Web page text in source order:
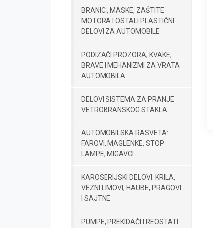
BRANICI, MASKE, ZAŠTITE
MOTORA I OSTALI PLASTIČNI
DELOVI ZA AUTOMOBILE
PODIZAČI PROZORA, KVAKE,
BRAVE I MEHANIZMI ZA VRATA
AUTOMOBILA
DELOVI SISTEMA ZA PRANJE
VETROBRANSKOG STAKLA
AUTOMOBILSKA RASVETA:
FAROVI, MAGLENKE, STOP
LAMPE, MIGAVCI
KAROSERIJSKI DELOVI: KRILA,
VEZNI LIMOVI, HAUBE, PRAGOVI
I SAJTNE
PUMPE, PREKIDAČI I REOSTATI